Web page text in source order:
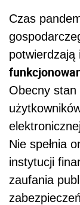
Czas
potwierdzają
Obecny stan
Nie spełnia
instytucji
zaufania